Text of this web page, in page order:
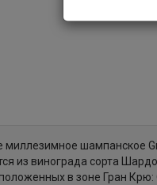
миллезимное шампанское
из винограда сорта
в зоне Гран Крю: